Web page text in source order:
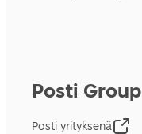
Posti Group
Posti yrityksenä